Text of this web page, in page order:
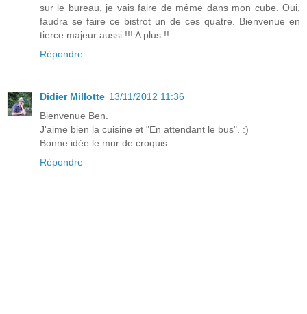
sur le bureau, je vais faire de même dans mon cube. Oui,
faudra se faire ce bistrot un de ces quatre. Bienvenue en
tierce majeur aussi !!! A plus !!
Répondre
Didier Millotte 13/11/2012 11:36
Bienvenue Ben.
J'aime bien la cuisine et "En attendant le bus". :)
Bonne idée le mur de croquis.
Répondre